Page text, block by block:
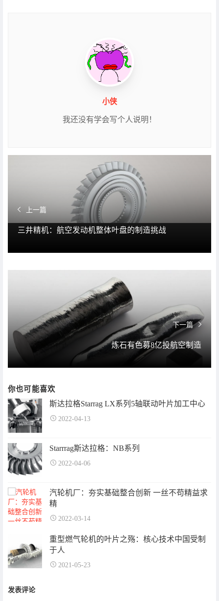
小侠
我还没有学会写个人说明！
上一篇
三井精机：航空发动机整体叶盘的制造挑战
下一篇
炼石有色募8亿投航空制造
你也可能喜欢
斯达拉格Starrag LX系列5轴联动叶片加工中心
2022-04-13
Starrrag斯达拉格：NB系列
2022-04-06
汽轮机厂：夯实基础整合创新 一丝不苟精益求
精
2022-03-14
重型燃气轮机的叶片之殇：核心技术中国受制
于人
2021-05-23
发表评论